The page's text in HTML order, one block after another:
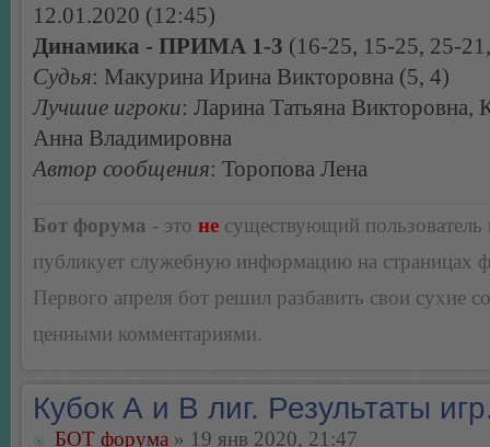
12.01.2020 (12:45)
Динамика - ПРИМА 1-3 (16-25, 15-25, 25-
Судья: Макурина Ирина Викторовна (5, 4)
Лучшие игроки: Ларина Татьяна Викторовна,
Анна Владимировна
Автор сообщения: Торопова Лена
Бот форума - это не существующий пользователь
публикует служебную информацию на страницах
Первого апреля бот решил разбавить свои сухие
ценными комментариями.
Кубок А и В лиг. Результаты
БОТ форума » 19 янв 2020, 21:47